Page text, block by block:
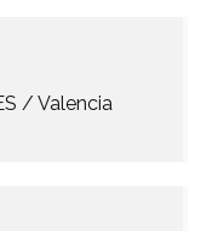
/ Valencia